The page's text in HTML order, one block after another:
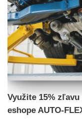
Využite 15%
eshope AUTO-